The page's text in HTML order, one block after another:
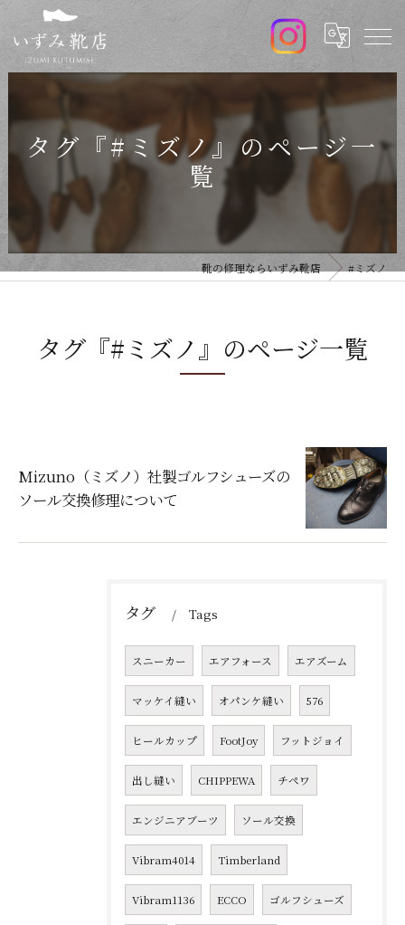
タグ『#ミズノ』のページ一
覧
靴の修理ならいずみ靴店 #ミズノ
タグ『#ミズノ』のページ一覧
Mizuno（ミズノ）社製ゴルフシューズの
ソール交換修理について
タグ Tags
スニーカー エアフォース エアズーム
マッケイ縫い オパンケ縫い 576
ヒールカップ FootJoy フットジョイ
出し縫い CHIPPEWA チペワ
エンジニアブーツ ソール交換
Vibram4014 Timberland
Vibram1136 ECCO ゴルフシューズ